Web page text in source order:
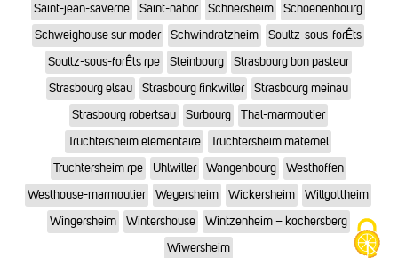
Saint-jean-saverne
Saint-nabor Schnersheim
Schoenenbourg
Schweighouse sur moder
Schwindratzheim
Soultz-sous-forÊts
Soultz-sous-forÊts rpe
Steinbourg
Strasbourg bon pasteur
Strasbourg elsau
Strasbourg finkwiller
Strasbourg meinau
Strasbourg robertsau
Surbourg
Thal-marmoutier
Truchtersheim elementaire
Truchtersheim maternel
Truchtersheim rpe
Uhlwiller Wangenbourg
Westhoffen
Westhouse-marmoutier
Weyersheim Wickersheim
Willgottheim
Wingersheim
Wintershouse
Wintzenheim – kochersberg
Wiwersheim